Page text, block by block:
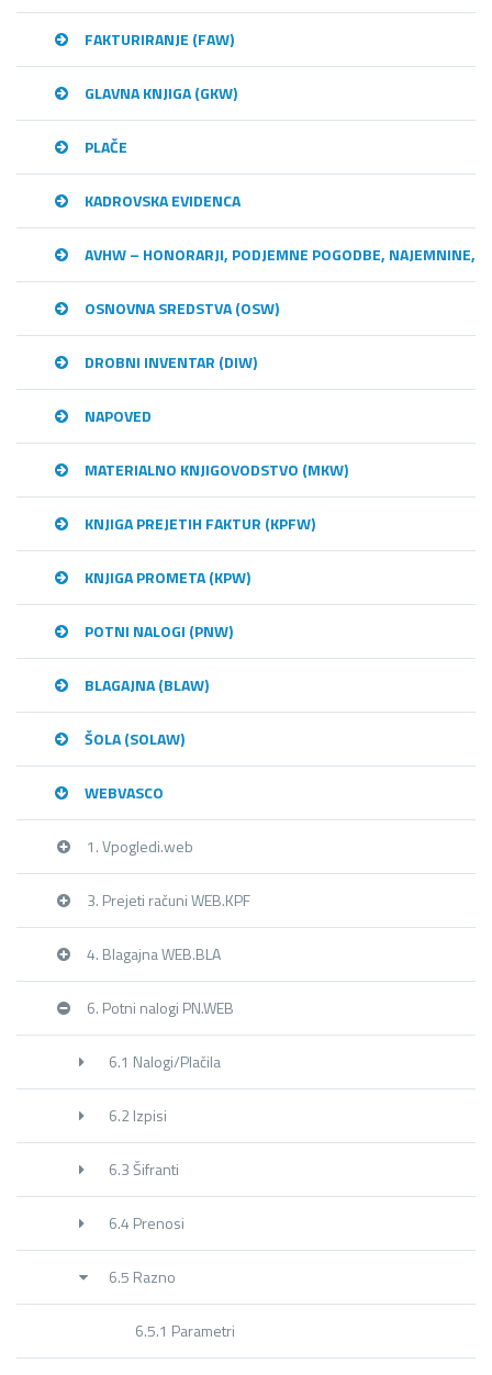
FAKTURIRANJE (FAW)
GLAVNA KNJIGA (GKW)
PLAČE
KADROVSKA EVIDENCA
AVHW – HONORARJI, PODJEMNE POGODBE, NAJEMNINE,…
OSNOVNA SREDSTVA (OSW)
DROBNI INVENTAR (DIW)
NAPOVED
MATERIALNO KNJIGOVODSTVO (MKW)
KNJIGA PREJETIH FAKTUR (KPFW)
KNJIGA PROMETA (KPW)
POTNI NALOGI (PNW)
BLAGAJNA (BLAW)
ŠOLA (SOLAW)
WEBVASCO
1. Vpogledi.web
3. Prejeti računi WEB.KPF
4. Blagajna WEB.BLA
6. Potni nalogi PN.WEB
6.1 Nalogi/Plačila
6.2 Izpisi
6.3 Šifranti
6.4 Prenosi
6.5 Razno
6.5.1 Parametri